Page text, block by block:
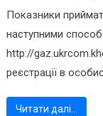
Показники
наступними
http://
реєстрації в
Читати далі…